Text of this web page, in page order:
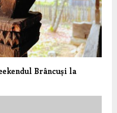
Brâncuși la